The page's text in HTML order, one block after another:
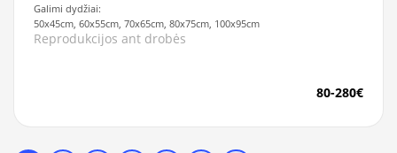
Galimi dydžiai:
50x45cm, 60x55cm, 70x65cm, 80x75cm, 100x95cm
Reprodukcijos ant drobės
80-280€